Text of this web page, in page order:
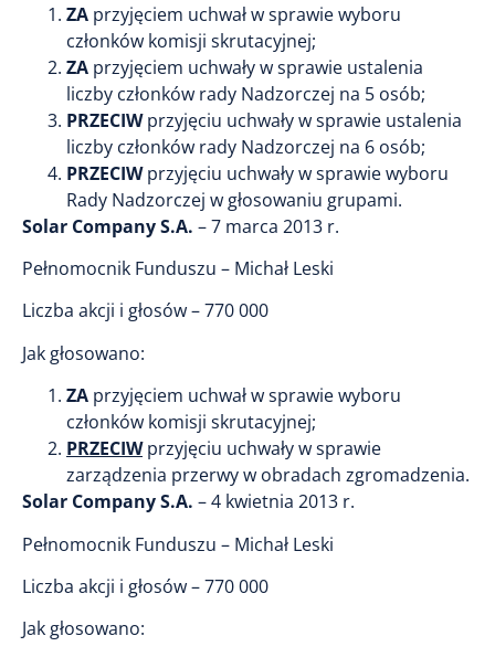
ZA przyjęciem uchwał w sprawie wyboru
członków komisji skrutacyjnej;
ZA przyjęciem uchwały w sprawie ustalenia
liczby członków rady Nadzorczej na 5 osób;
PRZECIWprzyjęciu uchwały w sprawie ustalenia
liczby członków rady Nadzorczej na 6 osób;
PRZECIWprzyjęciu uchwały w sprawie wyboru
Rady Nadzorczej w głosowaniu grupami.
Solar Company S.A. – 7 marca 2013 r.
Pełnomocnik Funduszu – Michał Leski
Liczba akcji i głosów – 770 000
Jak głosowano:
ZA przyjęciem uchwał w sprawie wyboru
członków komisji skrutacyjnej;
PRZECIWprzyjęciu uchwały w sprawie
zarządzenia przerwy w obradach zgromadzenia.
Solar Company S.A. – 4 kwietnia 2013 r.
Pełnomocnik Funduszu – Michał Leski
Liczba akcji i głosów – 770 000
Jak głosowano: